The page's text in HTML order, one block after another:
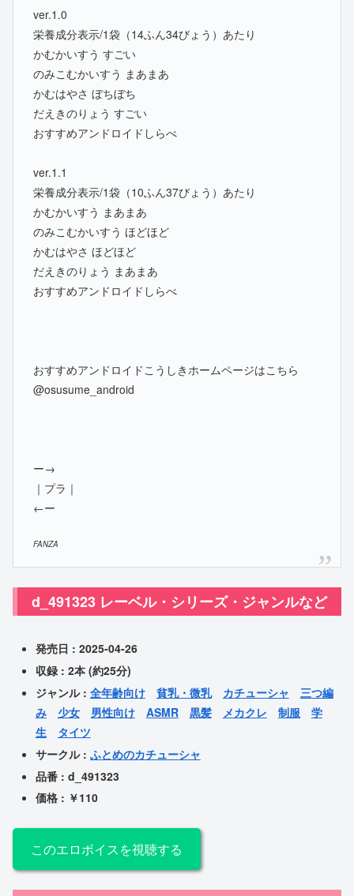
ver.1.0
栄養成分表示/1袋（14ふん34びょう）あたり
かむかいすう すごい
のみこむかいすう まあまあ
かむはやさ ぼちぼち
だえきのりょう すごい
おすすめアンドロイドしらべ
ver.1.1
栄養成分表示/1袋（10ふん37びょう）あたり
かむかいすう まあまあ
のみこむかいすう ほどほど
かむはやさ ほどほど
だえきのりょう まあまあ
おすすめアンドロイドしらべ
おすすめアンドロイドこうしきホームページはこちら
@osusume_android
ー→
｜プラ｜
←ー
FANZA
d_491323 レーベル・シリーズ・ジャンルなど
発売日 : 2025-04-26
収録 : 2本 (約25分)
ジャンル : 全年齢向け 貧乳・微乳 カチューシャ
三つ編
み
少女 男性向け ASMR 黒髪 メカクレ 制服
学
生
タイツ
サークル : ふとめのカチューシャ
品番 : d_491323
価格 : ￥110
このエロボイスを視聴する